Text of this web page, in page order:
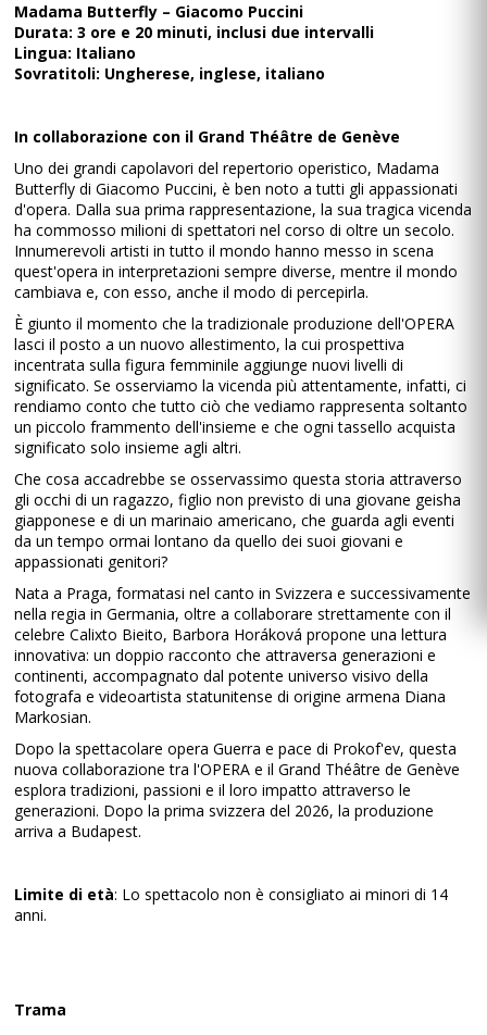
Madama Butterfly – Giacomo Puccini
Durata: 3 ore e 20 minuti, inclusi due intervalli
Lingua: Italiano
Sovratitoli: Ungherese, inglese, italiano
In collaborazione con il Grand Théâtre de Genève
Uno dei grandi capolavori del repertorio operistico, Madama
Butterfly di Giacomo Puccini, è ben noto a tutti gli appassionati
d'opera. Dalla sua prima rappresentazione, la sua tragica vicenda
ha commosso milioni di spettatori nel corso di oltre un secolo.
Innumerevoli artisti in tutto il mondo hanno messo in scena
quest'opera in interpretazioni sempre diverse, mentre il mondo
cambiava e, con esso, anche il modo di percepirla.
È giunto il momento che la tradizionale produzione dell'OPERA
lasci il posto a un nuovo allestimento, la cui prospettiva
incentrata sulla figura femminile aggiunge nuovi livelli di
significato. Se osserviamo la vicenda più attentamente, infatti, ci
rendiamo conto che tutto ciò che vediamo rappresenta soltanto
un piccolo frammento dell'insieme e che ogni tassello acquista
significato solo insieme agli altri.
Che cosa accadrebbe se osservassimo questa storia attraverso
gli occhi di un ragazzo, figlio non previsto di una giovane geisha
giapponese e di un marinaio americano, che guarda agli eventi
da un tempo ormai lontano da quello dei suoi giovani e
appassionati genitori?
Nata a Praga, formatasi nel canto in Svizzera e successivamente
nella regia in Germania, oltre a collaborare strettamente con il
celebre Calixto Bieito, Barbora Horáková propone una lettura
innovativa: un doppio racconto che attraversa generazioni e
continenti, accompagnato dal potente universo visivo della
fotografa e videoartista statunitense di origine armena Diana
Markosian.
Dopo la spettacolare opera Guerra e pace di Prokof'ev, questa
nuova collaborazione tra l'OPERA e il Grand Théâtre de Genève
esplora tradizioni, passioni e il loro impatto attraverso le
generazioni. Dopo la prima svizzera del 2026, la produzione
arriva a Budapest.
Limite di età: Lo spettacolo non è consigliato ai minori di 14
anni.
Trama